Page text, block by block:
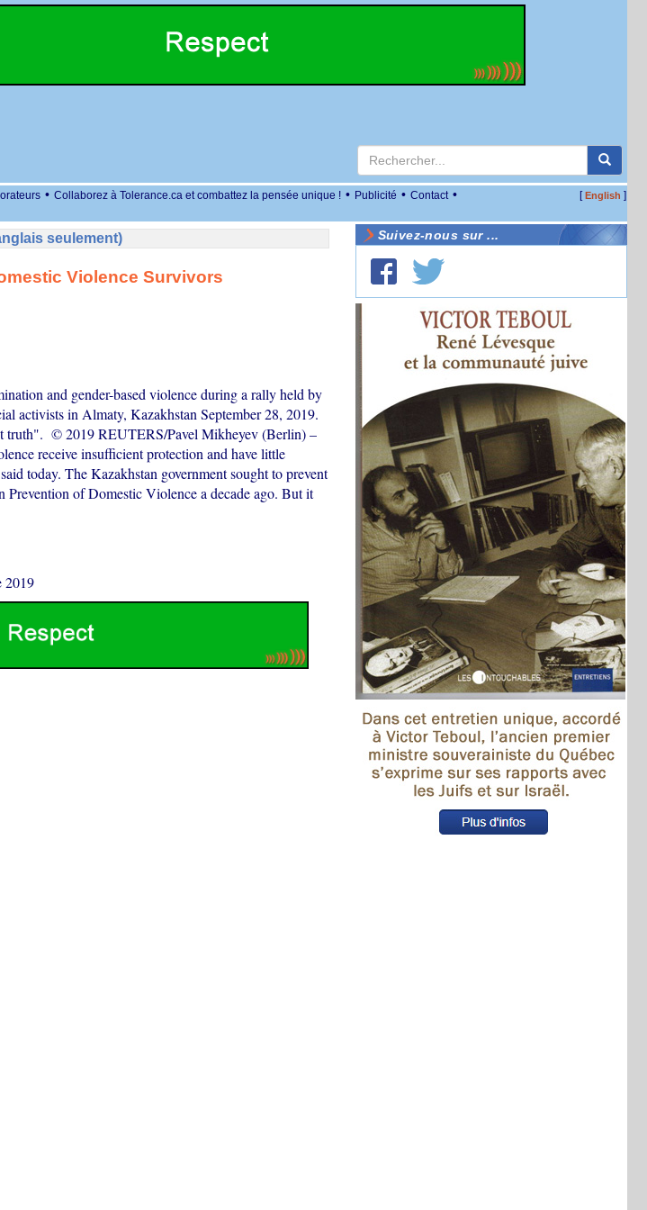
• Collaborez à Tolerance.ca et combattez la pensée unique ! • Publicité • Contact • [English ]
seulement)
Violence Survivors
and gender-based violence during a rally held by
activists in Almaty, Kazakhstan September 28, 2019.
truth". © 2019 REUTERS/Pavel Mikheyev (Berlin) –
receive insufficient protection and have little
today. The Kazakhstan government sought to prevent
of Domestic Violence a decade ago. But it
2019
Suivez-nous sur ...